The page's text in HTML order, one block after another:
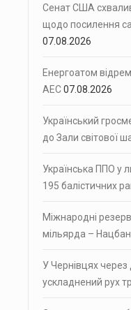
Сенат США
щодо посилення
07.08.2026
Енергоатом
АЕС07.08.2026
Український
до Зали світової
Українська ППО у
195 балістичних
Міжнародні
мільярда –
У Чернівцях
ускладнений рух